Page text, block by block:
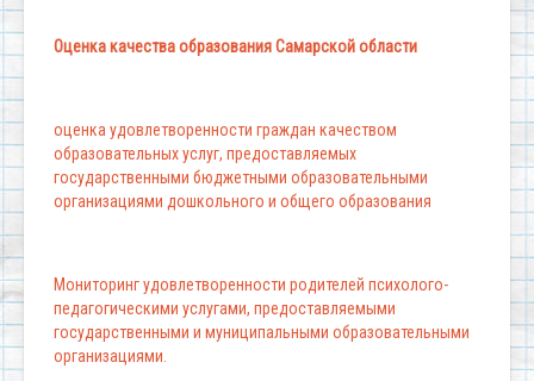
Оценка качества образования Самарской области
оценка удовлетворенности граждан качеством
образовательных услуг, предоставляемых
государственными бюджетными образовательными
организациями дошкольного и общего образования
Мониторинг удовлетворенности родителей психолого-
педагогическими услугами, предоставляемыми
государственными и муниципальными образовательными
организациями.